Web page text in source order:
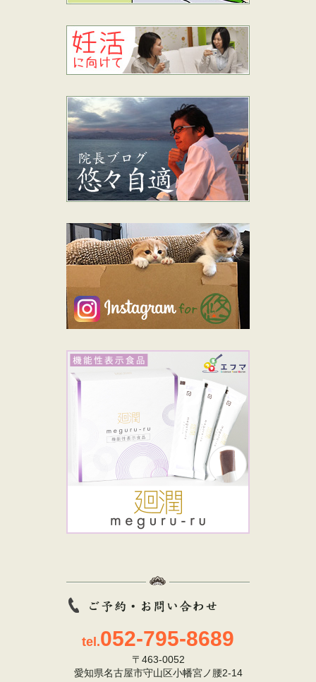
tel.052-795-8689
〒463-0052
愛知県名古屋市守山区小幡宮ノ腰2-14